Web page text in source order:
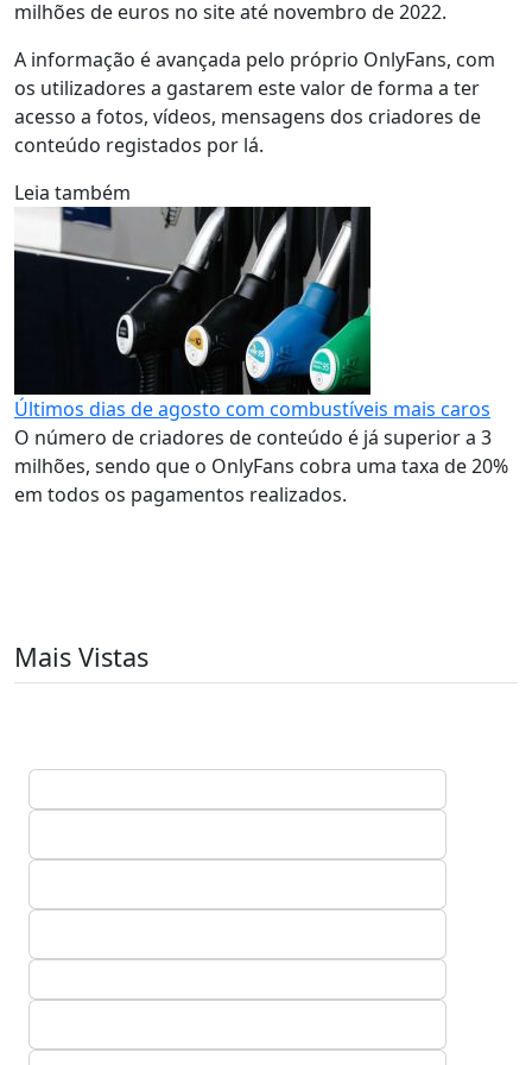
milhões de euros no site até novembro de 2022.
A informação é avançada pelo próprio OnlyFans, com
os utilizadores a gastarem este valor de forma a ter
acesso a fotos, vídeos, mensagens dos criadores de
conteúdo registados por lá.
Leia também
Últimos dias de agosto com combustíveis mais caros
O número de criadores de conteúdo é já superior a 3
milhões, sendo que o OnlyFans cobra uma taxa de 20%
em todos os pagamentos realizados.
Mais Vistas